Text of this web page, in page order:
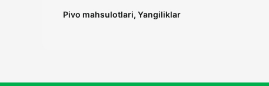
Pivo mahsulotlari, Yangiliklar